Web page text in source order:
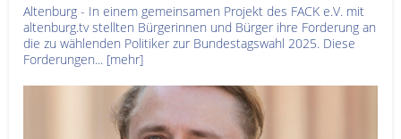
Altenburg - In einem gemeinsamen Projekt des FACK e.V. mit
altenburg.tv stellten Bürgerinnen und Bürger ihre Forderung an
die zu wählenden Politiker zur Bundestagswahl 2025. Diese
Forderungen... [mehr]